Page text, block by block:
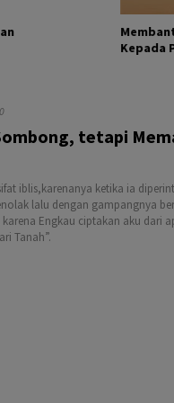
Kepada
tetapi
iblis,karenanya ketika ia
lalu dengan gampangnya
Engkau ciptakan aku dari
Tanah”.